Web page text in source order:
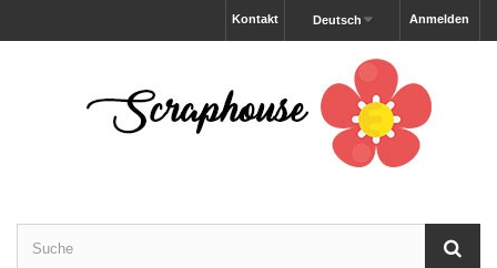
Anmelden
Deutsch
Kontakt